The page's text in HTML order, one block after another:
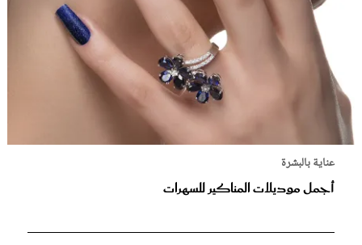
عناية بالبشرة
أجمل موديلات المناكير للسهرات